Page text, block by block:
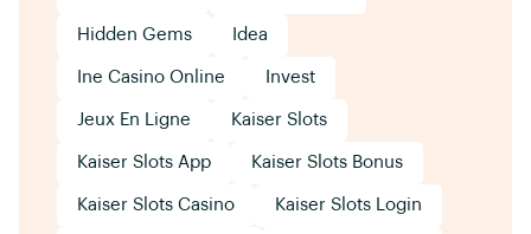
Hidden Gems Idea
Ine Casino Online Invest
Jeux En Ligne Kaiser Slots
Kaiser Slots App Kaiser Slots Bonus
Kaiser Slots Casino Kaiser Slots Login